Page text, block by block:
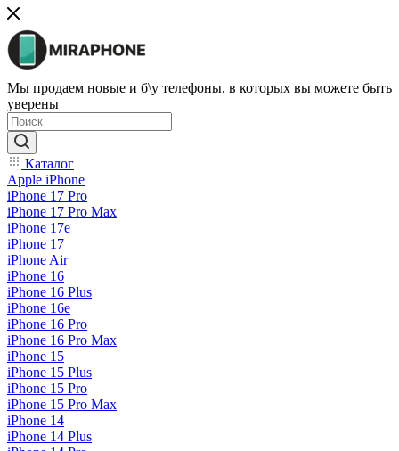
Мы продаем новые и б\у телефоны, в которых вы можете быть
уверены
Каталог
Apple iPhone
iPhone 17 Pro
iPhone 17 Pro Max
iPhone 17e
iPhone 17
iPhone Air
iPhone 16
iPhone 16 Plus
iPhone 16e
iPhone 16 Pro
iPhone 16 Pro Max
iPhone 15
iPhone 15 Plus
iPhone 15 Pro
iPhone 15 Pro Max
iPhone 14
iPhone 14 Plus